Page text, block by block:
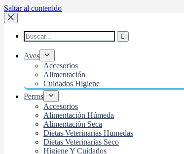
Saltar al contenido
Aves
Accesorios
Alimentación
Cuidados Higiene
Perros
Accesorios
Alimentación Húmeda
Alimentación Seca
Dietas Veterinarias Humedas
Dietas Veterinarias Seco
Higiene Y Cuidados